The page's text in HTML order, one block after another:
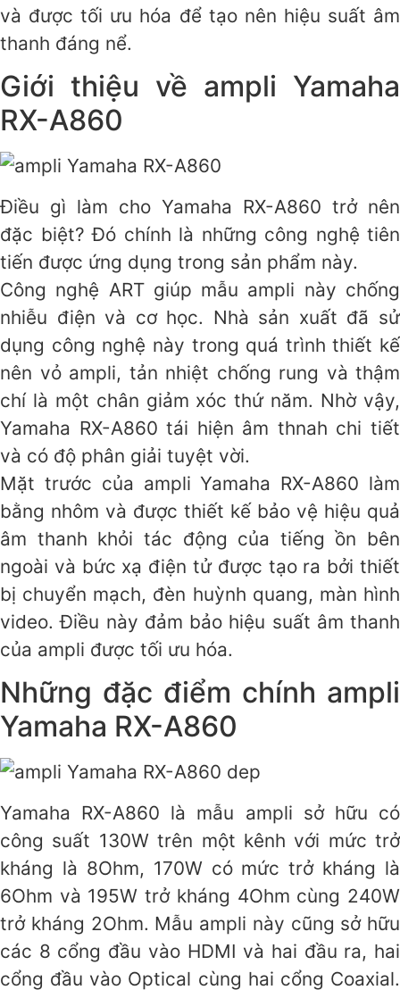
và được tối ưu hóa để tạo nên hiệu suất âm
thanh đáng nể.
Giới thiệu về ampli Yamaha
RX-A860
Điều gì làm cho Yamaha RX-A860 trở nên
đặc biệt? Đó chính là những công nghệ tiên
tiến được ứng dụng trong sản phẩm này.
Công nghệ ART giúp mẫu ampli này chống
nhiễu điện và cơ học. Nhà sản xuất đã sử
dụng công nghệ này trong quá trình thiết kế
nên vỏ ampli, tản nhiệt chống rung và thậm
chí là một chân giảm xóc thứ năm. Nhờ vậy,
Yamaha RX-A860 tái hiện âm thnah chi tiết
và có độ phân giải tuyệt vời.
Mặt trước của ampli Yamaha RX-A860 làm
bằng nhôm và được thiết kế bảo vệ hiệu quả
âm thanh khỏi tác động của tiếng ồn bên
ngoài và bức xạ điện tử được tạo ra bởi thiết
bị chuyển mạch, đèn huỳnh quang, màn hình
video. Điều này đảm bảo hiệu suất âm thanh
của ampli được tối ưu hóa.
Những đặc điểm chính ampli
Yamaha RX-A860
Yamaha RX-A860 là mẫu ampli sở hữu có
công suất 130W trên một kênh với mức trở
kháng là 8Ohm, 170W có mức trở kháng là
6Ohm và 195W trở kháng 4Ohm cùng 240W
trở kháng 2Ohm. Mẫu ampli này cũng sở hữu
các 8 cổng đầu vào HDMI và hai đầu ra, hai
cổng đầu vào Optical cùng hai cổng Coaxial.